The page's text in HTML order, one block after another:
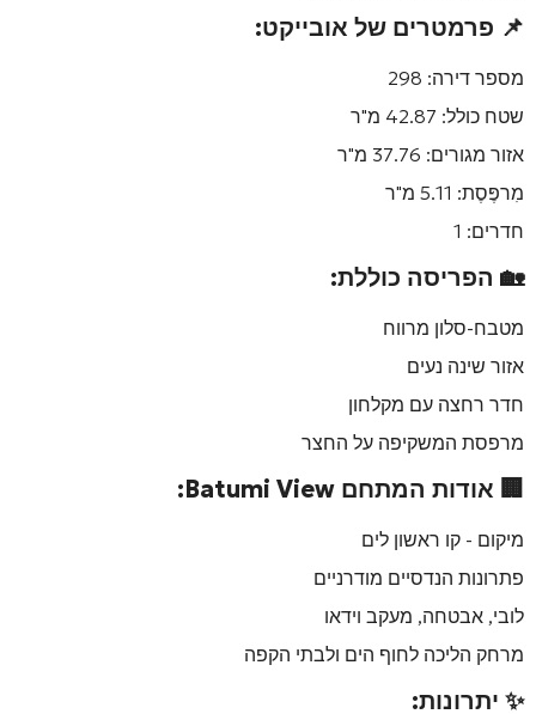
📌 פרמטרים של אובייקט:
מספר דירה:
שטח כולל:
אזור מגורים:
מִרפֶּסֶת:
חדרים:
🏡 הפריסה כוללת:
מטבח-סלון מרווח
אזור שינה נעים
חדר רחצה עם מקלחון
מרפסת המשקיפה על החצר
🏢 אודות המתחם Batumi View
:
מיקום - קו ראשון לים
פתרונות הנדסיים מודרניים
לובי, אבטחה, מעקב וידאו
מרחק הליכה לחוף הים ולבתי הקפה
✨ יתרונות: